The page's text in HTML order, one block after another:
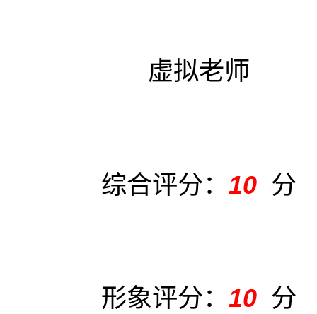
虚拟老师
综合评分：10 分
形象评分：10 分